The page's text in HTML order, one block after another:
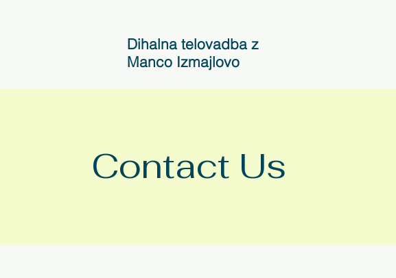
Dihalna telovadba z
Manco Izmajlovo
Contact Us